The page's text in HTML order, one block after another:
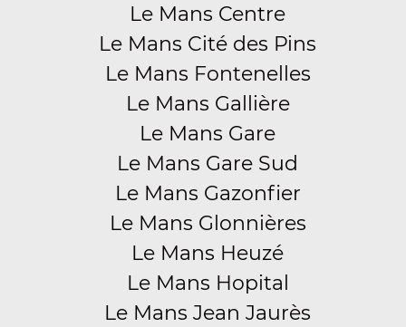
Le Mans Centre
Le Mans Cité des Pins
Le Mans Fontenelles
Le Mans Gallière
Le Mans Gare
Le Mans Gare Sud
Le Mans Gazonfier
Le Mans Glonnières
Le Mans Heuzé
Le Mans Hopital
Le Mans Jean Jaurès